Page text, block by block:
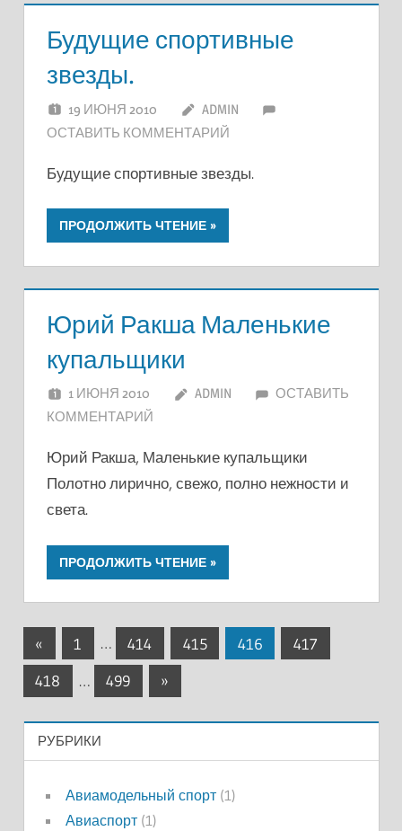
Будущие спортивные
звезды.
19 ИЮНЯ 2010
ADMIN
ОСТАВИТЬ КОММЕНТАРИЙ
Будущие спортивные звезды.
ПРОДОЛЖИТЬ ЧТЕНИЕ
Юрий Ракша Маленькие
купальщики
1 ИЮНЯ 2010 ADMIN
ОСТАВИТЬ
КОММЕНТАРИЙ
Юрий Ракша, Маленькие купальщики
Полотно лирично, свежо, полно нежности и
света.
ПРОДОЛЖИТЬ ЧТЕНИЕ
Пагинация
записей
« Предыдущие
записи
1 … 414 415 416
417
418
… 499
Следующие
»
РУБРИКИ
Авиамодельный спорт(1)
Авиаспорт(1)